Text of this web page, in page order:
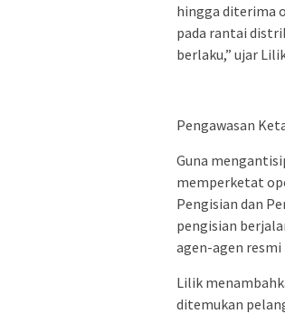
hingga diterima
pada rantai
berlaku,” ujar
Pengawasan
Guna
memperketat
Pengisian dan
pengisian
agen-agen
Lilik
ditemukan